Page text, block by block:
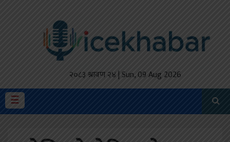
२०८३ श्रावण २४ | Sun, 09 Aug 2026
☰
मैथिली
प्रदेश
अर्थतंत्र